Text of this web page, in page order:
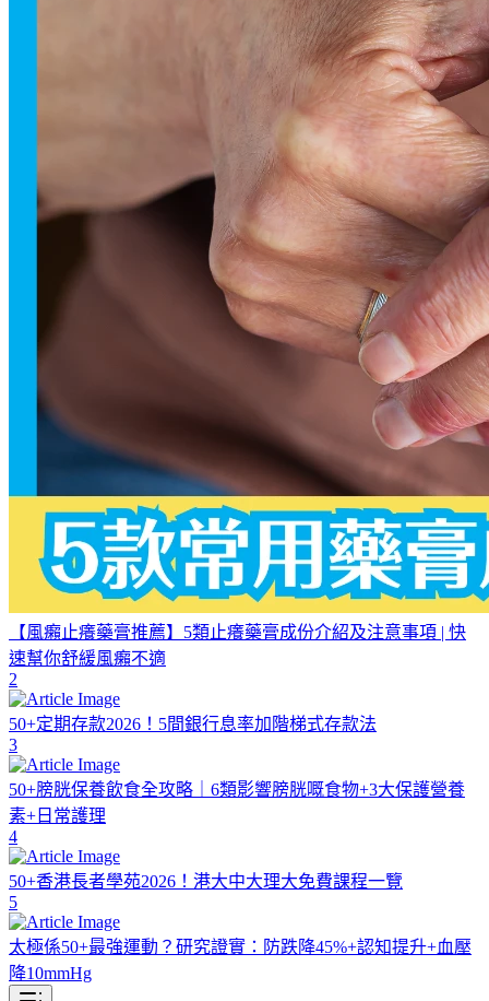
【風癩止癢藥膏推薦】5類止癢藥膏成份介紹及注意事項 | 快
速幫你舒緩風癩不適
2
50+定期存款2026！5間銀行息率加階梯式存款法
3
50+膀胱保養飲食全攻略｜6類影響膀胱嘅食物+3大保護營養
素+日常護理
4
50+香港長者學苑2026！港大中大理大免費課程一覽
5
太極係50+最強運動？研究證實：防跌降45%+認知提升+血壓
降10mmHg